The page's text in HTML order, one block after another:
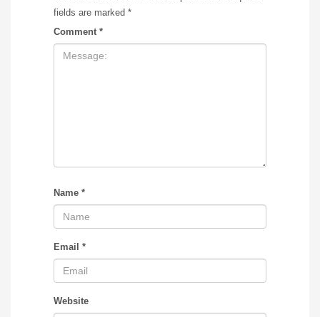
fields are marked *
Comment *
Name *
Email *
Website